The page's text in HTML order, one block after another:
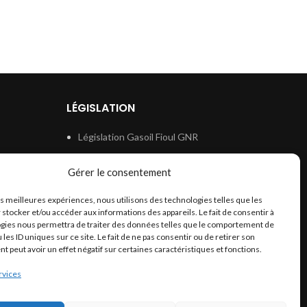
Gérer le consentement
meilleures expériences, nous utilisons des technologies telles que les
et/ou accéder aux informations des appareils. Le fait de consentir à
nous permettra de traiter des données telles que le comportement de
les ID uniques sur ce site. Le fait de ne pas consentir ou de retirer son
peut avoir un effet négatif sur certaines caractéristiques et fonctions.
LÉGISLATION
Législation Gasoil Fioul GNR
Législation Eau
Législation Lubrifiant
Législation Phytosanitaire